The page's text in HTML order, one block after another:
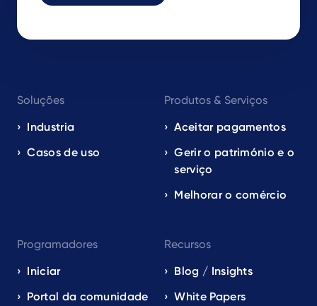
navigation
EN
Soluções
Industria
Casos de uso
Produtos & Serviços
Aceitar pagamentos
Gerir o património e o
serviço
Melhorar o comércio
Programadores
Iniciar
Portal da comunidade
Recursos
Blog / Insights
White Papers